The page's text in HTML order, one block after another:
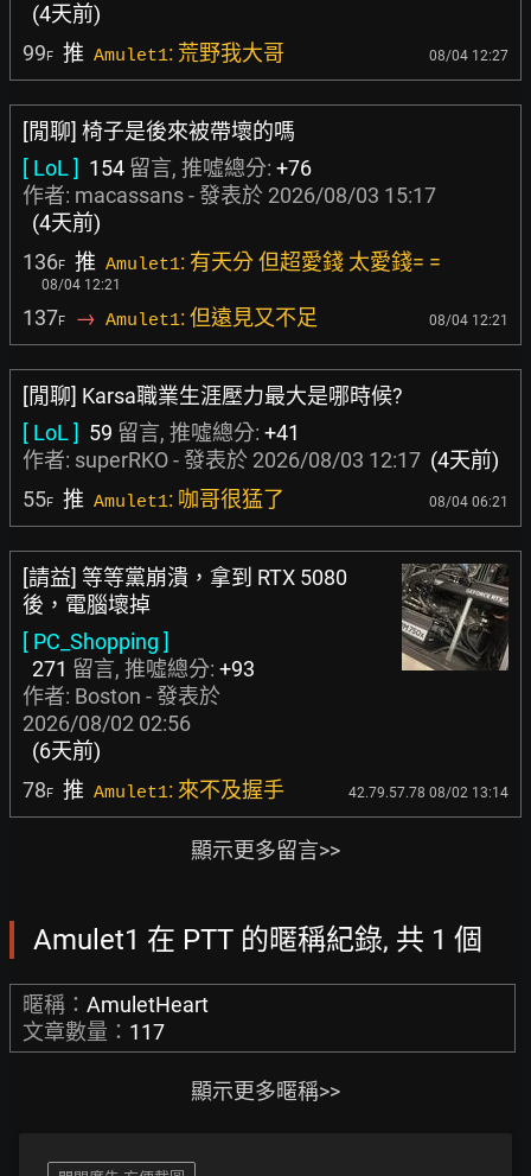
(4天前)
99F 推 Amulet1: 荒野我大哥 08/04 12:27
[閒聊] 椅子是後來被帶壞的嗎
[ LoL ] 154 留言, 推噓總分: +76
作者: macassans- 發表於 2026/08/03 15:17
(4天前)
136F 推 Amulet1: 有天分 但超愛錢 太愛錢= =
08/04 12:21
137F → Amulet1: 但遠見又不足 08/04 12:21
[閒聊] Karsa職業生涯壓力最大是哪時候?
[ LoL ] 59 留言, 推噓總分: +41
作者: superRKO- 發表於 2026/08/03 12:17 (4天前)
55F 推 Amulet1: 咖哥很猛了 08/04 06:21
[請益] 等等黨崩潰，拿到 RTX 5080
後，電腦壞掉
[ PC_Shopping ]
271 留言, 推噓總分: +93
作者: Boston - 發表於
2026/08/02 02:56
(6天前)
78F 推 Amulet1: 來不及握手 42.79.57.78 08/02 13:14
顯示更多留言>>
Amulet1 在 PTT 的暱稱紀錄, 共 1 個
暱稱： AmuletHeart
文章數量： 117
顯示更多暱稱>>